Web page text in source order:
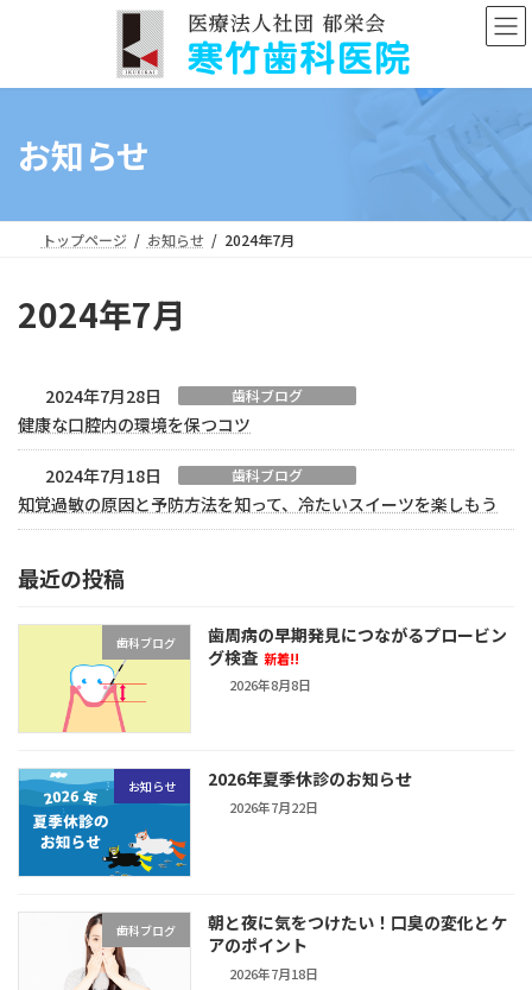
ン
プ
ー
動
お知らせ
トップページ お知らせ 2024年7月
2024年7月
2024年7月28日 歯科ブログ
健康な口腔内の環境を保つコツ
2024年7月18日 歯科ブログ
知覚過敏の原因と予防方法を知って、冷たいスイーツを楽しもう
最近の投稿
歯科ブログ
歯周病の早期発見につながるプロービン
グ検査 新着!!
2026年8月8日
お知らせ 2026年夏季休診のお知らせ
2026年7月22日
歯科ブログ
朝と夜に気をつけたい！口臭の変化とケ
アのポイント
2026年7月18日